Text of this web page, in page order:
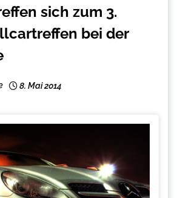
sich zum 3.
bei der
8. Mai 2014